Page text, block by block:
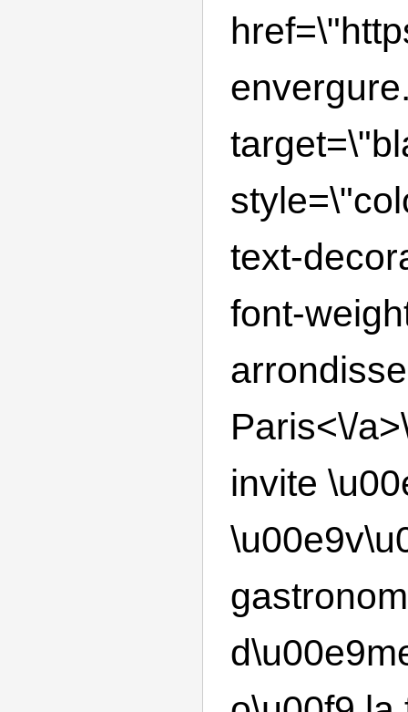
text-
font-
Paris<\/
invite